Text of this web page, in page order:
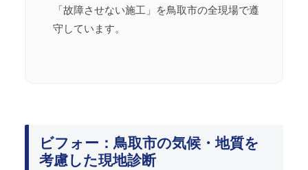
「故障させない施工」を鳥取市の全現場で遵
守しています。
ビフォー：鳥取市の気候・地質を
考慮した現地診断